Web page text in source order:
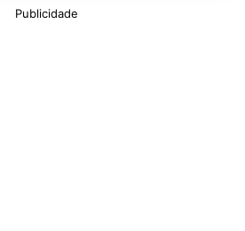
Publicidade